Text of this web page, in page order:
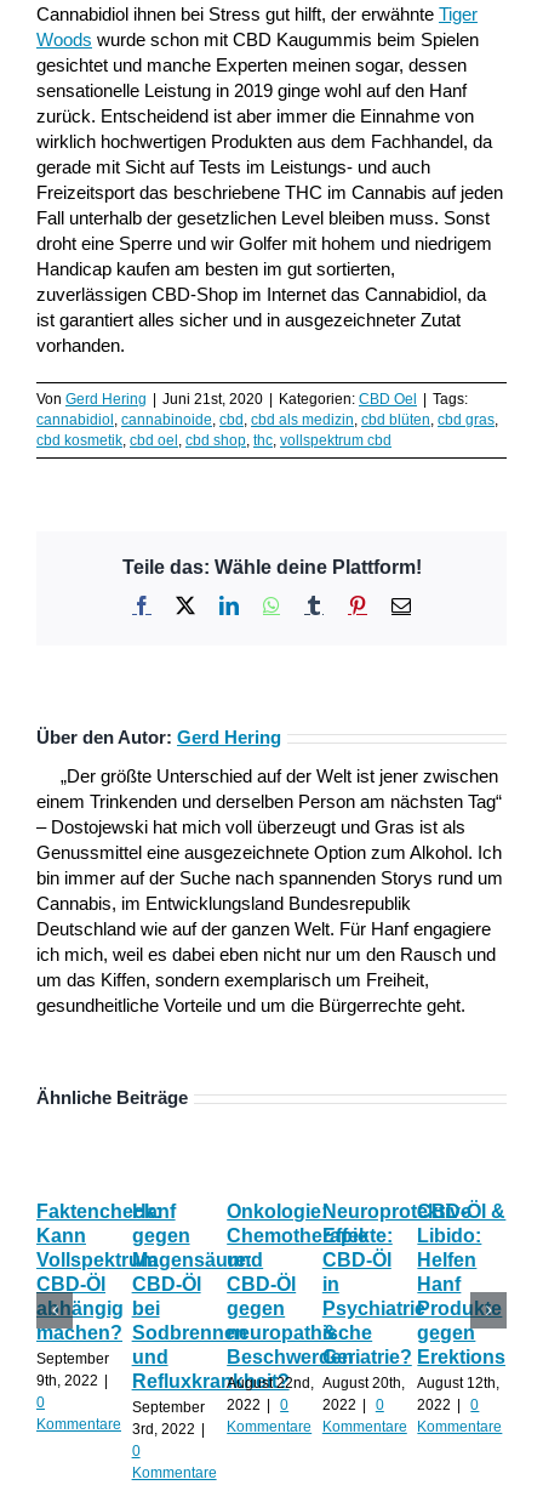
Cannabidiol ihnen bei Stress gut hilft, der erwähnte Tiger
Woods wurde schon mit CBD Kaugummis beim Spielen
gesichtet und manche Experten meinen sogar, dessen
sensationelle Leistung in 2019 ginge wohl auf den Hanf
zurück. Entscheidend ist aber immer die Einnahme von
wirklich hochwertigen Produkten aus dem Fachhandel, da
gerade mit Sicht auf Tests im Leistungs- und auch
Freizeitsport das beschriebene THC im Cannabis auf jeden
Fall unterhalb der gesetzlichen Level bleiben muss. Sonst
droht eine Sperre und wir Golfer mit hohem und niedrigem
Handicap kaufen am besten im gut sortierten,
zuverlässigen CBD-Shop im Internet das Cannabidiol, da
ist garantiert alles sicher und in ausgezeichneter Zutat
vorhanden.
Von Gerd Hering | Juni 21st, 2020 | Kategorien: CBD Oel | Tags:
cannabidiol, cannabinoide, cbd, cbd als medizin, cbd blüten, cbd gras,
cbd kosmetik, cbd oel, cbd shop, thc, vollspektrum cbd
Teile das: Wähle deine Plattform!
Facebook LinkedInWhatsApp
Tumblr Pinterest
E-
Über den Autor: Gerd Hering
„Der größte Unterschied auf der Welt ist jener zwischen
einem Trinkenden und derselben Person am nächsten Tag“
– Dostojewski hat mich voll überzeugt und Gras ist als
Genussmittel eine ausgezeichnete Option zum Alkohol. Ich
bin immer auf der Suche nach spannenden Storys rund um
Cannabis, im Entwicklungsland Bundesrepublik
Deutschland wie auf der ganzen Welt. Für Hanf engagiere
ich mich, weil es dabei eben nicht nur um den Rausch und
um das Kiffen, sondern exemplarisch um Freiheit,
gesundheitliche Vorteile und um die Bürgerrechte geht.
Ähnliche Beiträge
Faktencheck:
Kann
Vollspektrum
CBD-Öl
abhängig
machen?
September
9th, 2022
0
Kommentare
Hanf
gegen
Magensäure:
CBD-Öl
bei
Sodbrennen
und
Refluxkrankheit?
September
3rd, 2022
0
Kommentare
Onkologie:
Chemotherapie
und
CBD-Öl
gegen
neuropathische
Beschwerden
August 22nd,
2022
0
Kommentare
Neuroprotektive
Effekte:
CBD-Öl
in
Psychiatrie
&
Geriatrie?
August 20th,
2022
0
Kommentare
CBD-Öl &
Libido:
Helfen
Hanf
Produkte
gegen
August 12th,
2022
0
Kommentare